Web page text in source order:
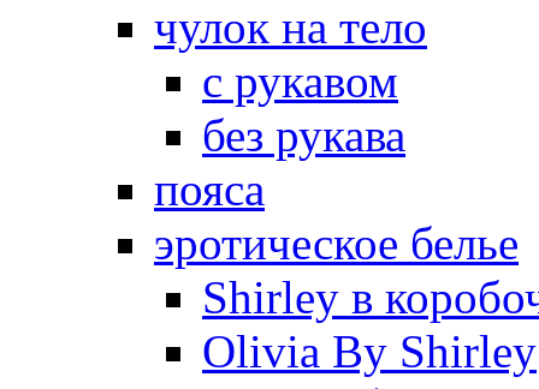
чулок на тело
с рукавом
без рукава
пояса
эротическое белье
Shirley в
Olivia By Shirley